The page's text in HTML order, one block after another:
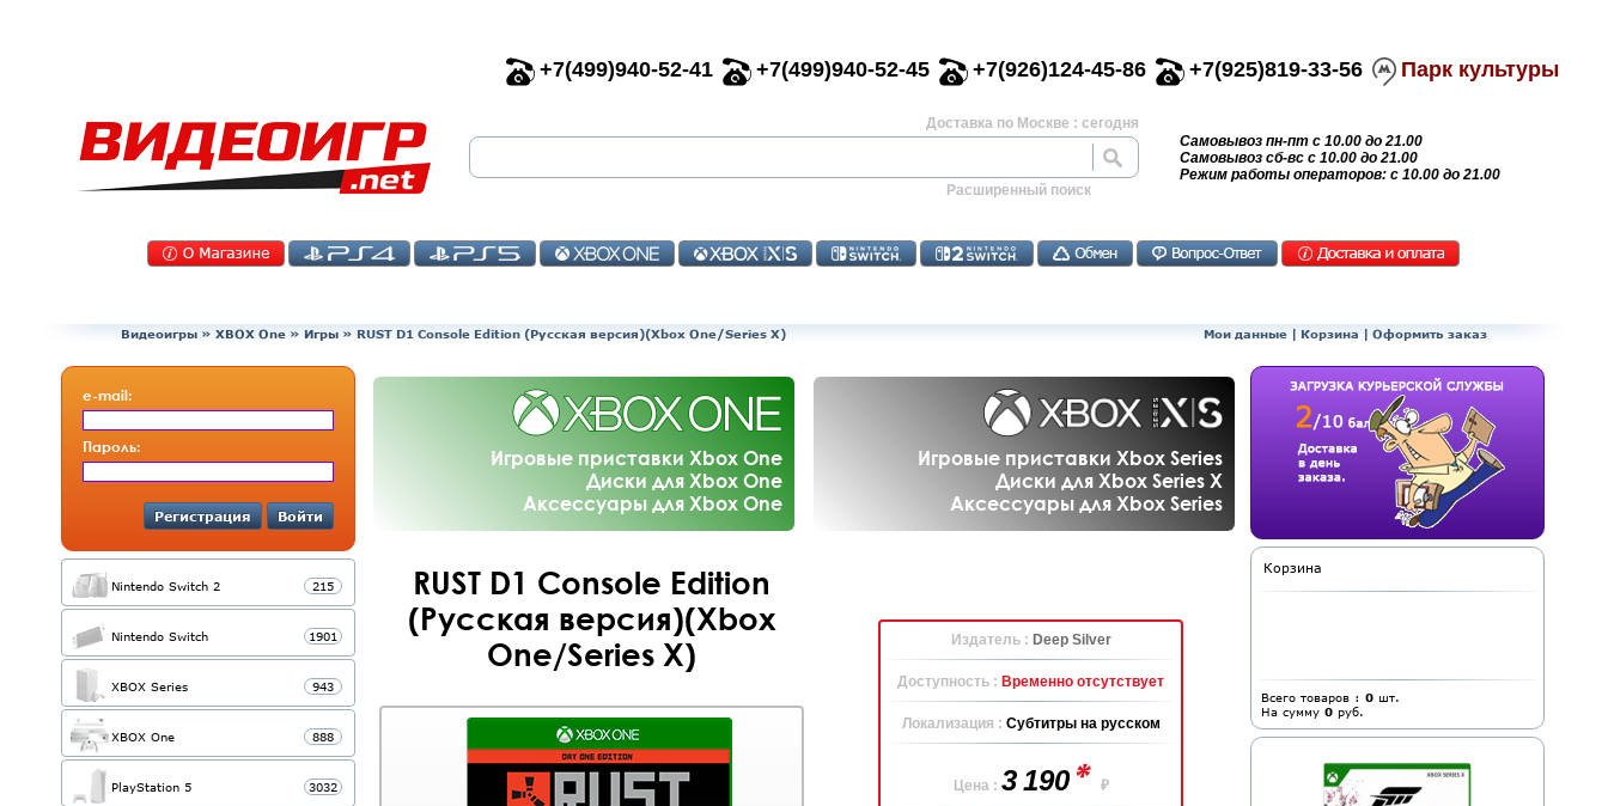
+7(499)940-52-41 +7(499)940-52-45 +7(926)124-45-86 +7(925)819-33-56 Парк культуры
Доставка по Москве : сегодня
Расширенный поиск
Самовывоз пн-пт с 10.00 до 21.00
Самовывоз сб-вс с 10.00 до 21.00
Режим работы операторов: с 10.00 до 21.00
Видеоигры » XBOX One » Игры » RUST D1 Console Edition (Русская версия)(Xbox One/Series X) Мои данные | Корзина | Оформить заказ
e-mail:
Пароль:
Регистрация Войти
Nintendo Switch 2 215
Nintendo Switch 1901
XBOX Series 943
XBOX One 888
PlayStation 5 3032
Игровые приставки Xbox One
Диски для Xbox One
Аксессуары для Xbox One
Игровые приставки Xbox Series
Диски для Xbox Series X
Аксессуары для Xbox Series
RUST D1 Console Edition
(Русская версия)(Xbox
One/Series X)
Издатель : Deep Silver
Доступность : Временно отсутствует
Локализация : Субтитры на русском
Цена : 3 190* ₽
Корзина
Всего товаров : 0 шт.
На сумму 0 руб.